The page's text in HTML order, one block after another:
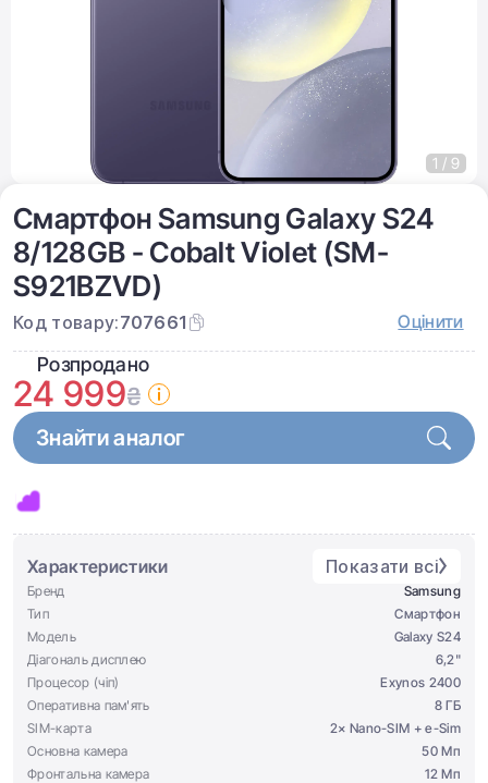
Смартфон Samsung Galaxy S24
8/128GB - Cobalt Violet (SM-
S921BZVD)
Код товару:707661 Оцінити
Розпродано
24 999₴
Знайти аналог
Характеристики Показати всі
Бренд
Samsung
Тип
Смартфон
Модель
Galaxy S24
Діагональ дисплею
6,2"
Процесор (чіп)
Exynos 2400
Оперативна пам'ять
8 ГБ
SIM-карта
2× Nano-SIM + e-Sim
Основна камера
50 Мп
Фронтальна камера
12 Мп
1 / 9